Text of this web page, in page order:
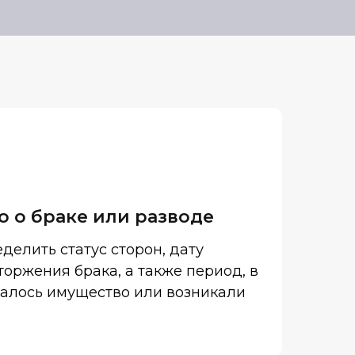
о браке или разводе
статус сторон, дату
брака, а также период, в
имущество или возникали